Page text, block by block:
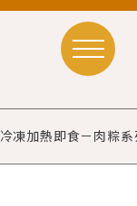
冷凍加熱即食－肉粽系